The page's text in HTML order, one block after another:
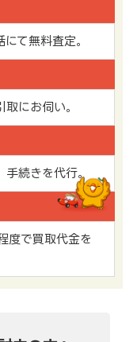
て無料査定。
にお伺い。
続きを代行。
度で買取代金を